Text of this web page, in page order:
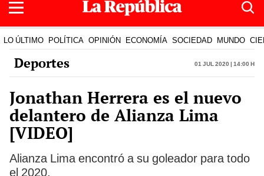
LO ÚLTIMO POLÍTICA OPINIÓN ECONOMÍA SOCIEDAD MUNDO
Deportes 01 Jul 2020 | 14:00 h
Jonathan Herrera es el nuevo
delantero de Alianza Lima
[VIDEO]
Alianza Lima encontró a su goleador para todo
el 2020.